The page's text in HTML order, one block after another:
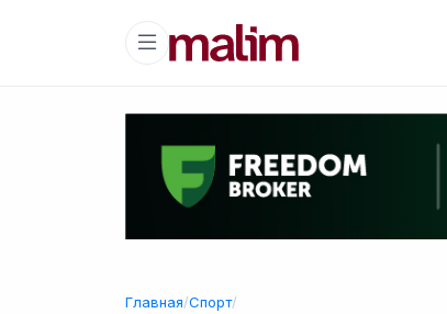
Главная/Спорт/